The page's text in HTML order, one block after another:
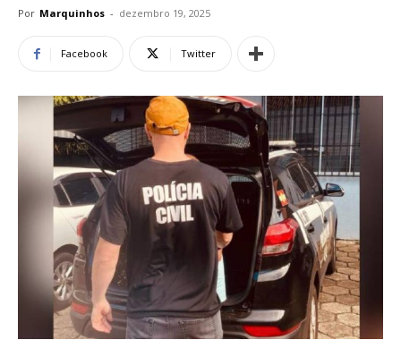
Por Marquinhos - dezembro 19, 2025
Facebook Twitter